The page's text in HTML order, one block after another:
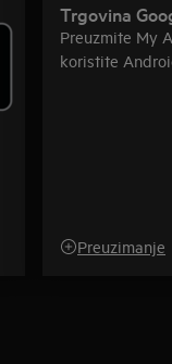
Trgovina
Preuzmite My
koristite
Preuzimanje